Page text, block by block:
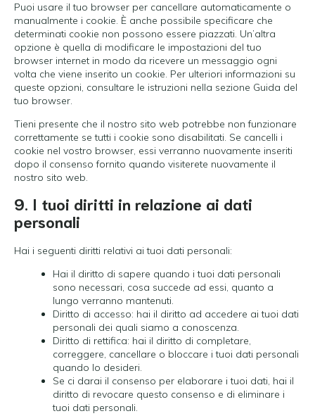
Puoi usare il tuo browser per cancellare automaticamente o
manualmente i cookie. È anche possibile specificare che
determinati cookie non possono essere piazzati. Un’altra
opzione è quella di modificare le impostazioni del tuo
browser internet in modo da ricevere un messaggio ogni
volta che viene inserito un cookie. Per ulteriori informazioni su
queste opzioni, consultare le istruzioni nella sezione Guida del
tuo browser.
Tieni presente che il nostro sito web potrebbe non funzionare
correttamente se tutti i cookie sono disabilitati. Se cancelli i
cookie nel vostro browser, essi verranno nuovamente inseriti
dopo il consenso fornito quando visiterete nuovamente il
nostro sito web.
9. I tuoi diritti in relazione ai dati
personali
Hai i seguenti diritti relativi ai tuoi dati personali:
Hai il diritto di sapere quando i tuoi dati personali
sono necessari, cosa succede ad essi, quanto a
lungo verranno mantenuti.
Diritto di accesso: hai il diritto ad accedere ai tuoi dati
personali dei quali siamo a conoscenza.
Diritto di rettifica: hai il diritto di completare,
correggere, cancellare o bloccare i tuoi dati personali
quando lo desideri.
Se ci darai il consenso per elaborare i tuoi dati, hai il
diritto di revocare questo consenso e di eliminare i
tuoi dati personali.